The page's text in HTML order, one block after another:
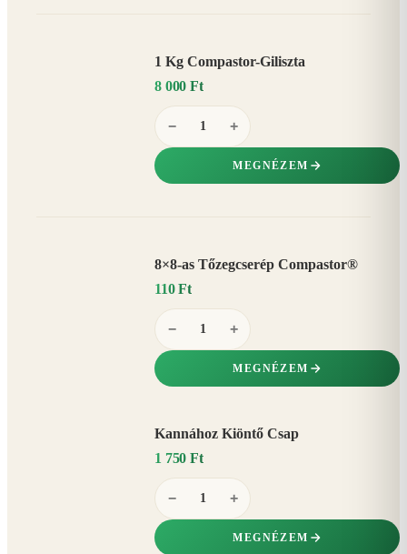
1 Kg Compastor-Giliszta
8 000 Ft
− +
MEGNÉZEM
8×8-as Tőzegcserép Compastor®
110 Ft
− +
MEGNÉZEM
Kannához Kiöntő Csap
1 750 Ft
− +
MEGNÉZEM